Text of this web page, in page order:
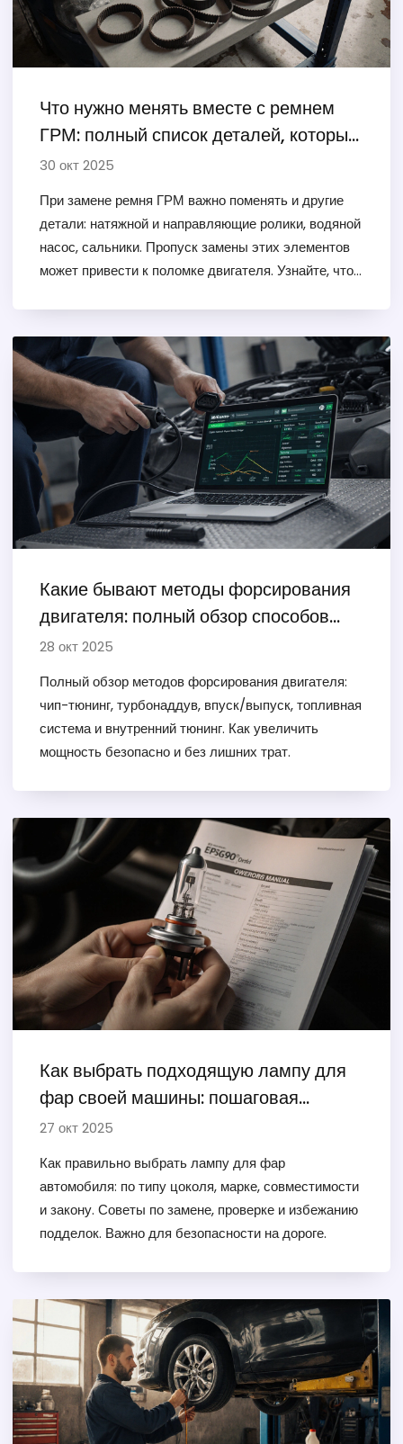
Что нужно менять вместе с ремнем
ГРМ: полный список деталей, которые
стоит заменить при обслуживании
30 окт 2025
При замене ремня ГРМ важно поменять и другие
детали: натяжной и направляющие ролики, водяной
насос, сальники. Пропуск замены этих элементов
может привести к поломке двигателя. Узнайте, что
Какие бывают методы форсирования
двигателя: полный обзор способов
увеличить мощность
28 окт 2025
Полный обзор методов форсирования двигателя:
чип-тюнинг, турбонаддув, впуск/выпуск, топливная
система и внутренний тюнинг. Как увеличить
мощность безопасно и без лишних трат.
Как выбрать подходящую лампу для
фар своей машины: пошаговая
инструкция
27 окт 2025
Как правильно выбрать лампу для фар
автомобиля: по типу цоколя, марке, совместимости
и закону. Советы по замене, проверке и избежанию
подделок. Важно для безопасности на дороге.